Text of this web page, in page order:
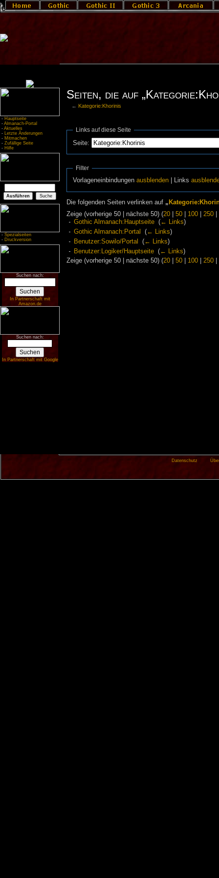
- Hauptseite
- Almanach-Portal
- Aktuelles
- Letzte Änderungen
- Mitmachen
- Zufällige Seite
- Hilfe
- Spezialseiten
- Druckversion
Suchen nach:
In Partnerschaft mit
Amazon.de
Suchen nach:
In Partnerschaft mit Google
Seiten, die auf
← Kategorie:Khorinis
Links auf diese Seite
Seite:
Filter
Vorlageneinbindungenausblenden | Links
Die folgenden Seiten verlinken auf „
Zeige (vorherige 50 | nächste 50) (20| 50| 100| 250|
Gothic Almanach:Hauptseite‎ (← Links)
Gothic Almanach:Portal
(← Links)
Benutzer:Sowilo/Portal
(← Links)
Benutzer:Logiker/Hauptseite‎ (← Links)
Zeige (vorherige 50 | nächste 50) (20| 50| 100| 250|
Datenschutz